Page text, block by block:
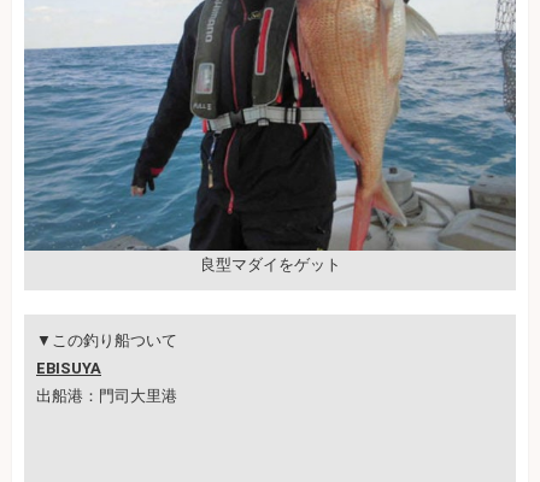
良型マダイをゲット
▼この釣り船ついて
EBISUYA
出船港：門司大里港